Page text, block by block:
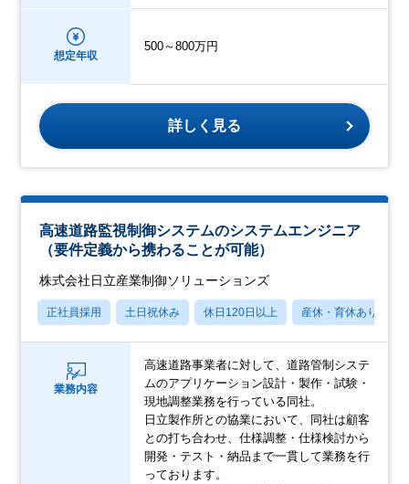
想定年収
500～800万円
詳しく見る
高速道路監視制御システムのシステムエンジニア
（要件定義から携わることが可能）
株式会社日立産業制御ソリューションズ
正社員採用 土日祝休み 休日120日以上 産休・育休あり
業務内容
高速道路事業者に対して、道路管制システ
ムのアプリケーション設計・製作・試験・
現地調整業務を行っている同社。
日立製作所との協業において、同社は顧客
との打ち合わせ、仕様調整・仕様検討から
開発・テスト・納品まで一貫して業務を行
っております。